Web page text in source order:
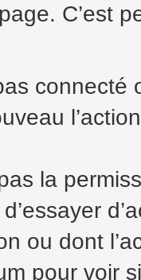
C’est
la
ou dont
pour voir